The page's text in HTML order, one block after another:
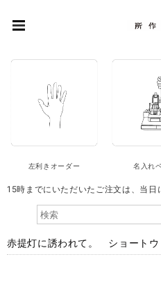
左利きオーダー 名入れ
15時までにいただいたご注文は、当日
赤提灯に誘われて。 ショートウ